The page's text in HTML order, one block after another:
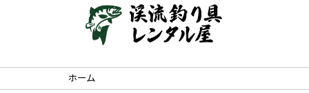
ホーム